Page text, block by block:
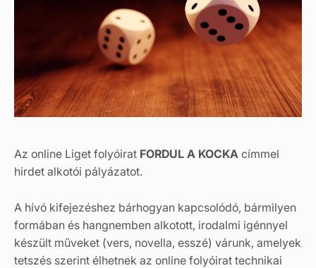
Az online Liget folyóirat FORDUL A KOCKA címmel
hirdet alkotói pályázatot.
A hívó kifejezéshez bárhogyan kapcsolódó, bármilyen
formában és hangnemben alkotott, irodalmi igénnyel
készült műveket (vers, novella, esszé) várunk, amelyek
tetszés szerint élhetnek az online folyóirat technikai